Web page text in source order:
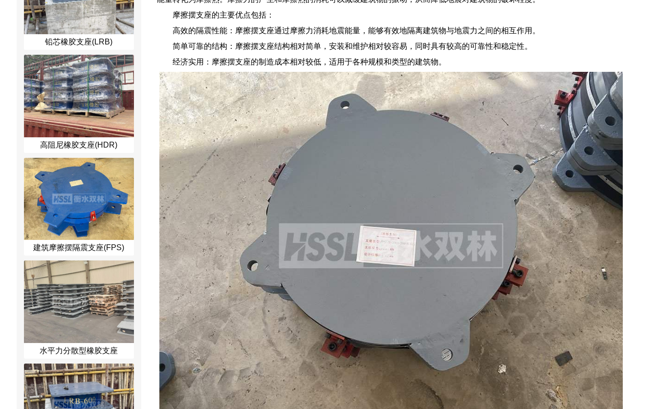
铅芯橡胶支座(LRB)
高阻尼橡胶支座(HDR)
建筑摩擦摆隔震支座(FPS)
水平力分散型橡胶支座
摩擦摆支座的主要优点包括：
高效的隔震性能：摩擦摆支座通过摩擦力消耗地震能量，能够有效地隔离建筑物与地震力之间的相互作用。
简单可靠的结构：摩擦摆支座结构相对简单，安装和维护相对较容易，同时具有较高的可靠性和稳定性。
经济实用：摩擦摆支座的制造成本相对较低，适用于各种规模和类型的建筑物。